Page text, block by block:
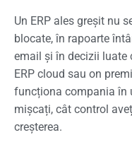
Un ERP ales greșit nu
blocate, în rapoarte
email și în decizii luate
ERP cloud sau on
funcționa compania în
mișcați, cât control
creșterea.